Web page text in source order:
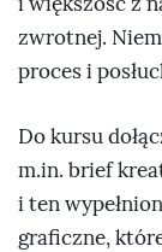
zwrotnej.
proces i
Do kursu
m.in. brief
i ten
graficzne,